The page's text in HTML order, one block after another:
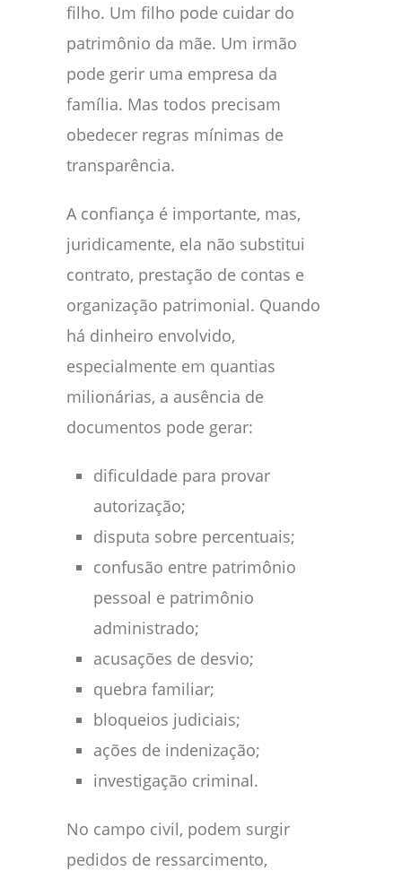
filho. Um filho pode cuidar do
patrimônio da mãe. Um irmão
pode gerir uma empresa da
família. Mas todos precisam
obedecer regras mínimas de
transparência.
A confiança é importante, mas,
juridicamente, ela não substitui
contrato, prestação de contas e
organização patrimonial. Quando
há dinheiro envolvido,
especialmente em quantias
milionárias, a ausência de
documentos pode gerar:
dificuldade para provar
autorização;
disputa sobre percentuais;
confusão entre patrimônio
pessoal e patrimônio
administrado;
acusações de desvio;
quebra familiar;
bloqueios judiciais;
ações de indenização;
investigação criminal.
No campo civil, podem surgir
pedidos de ressarcimento,